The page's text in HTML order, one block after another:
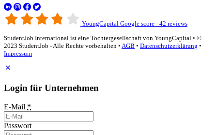
YoungCapital Google score - 42 reviews
StudentJob International ist eine Tochtergesellschaft von YoungCapital • ©
2023 StudentJob - Alle Rechte vorbehalten • AGB • Datenschutzerklärung •
Impressum
Login für Unternehmen
E-Mail *
Passwort